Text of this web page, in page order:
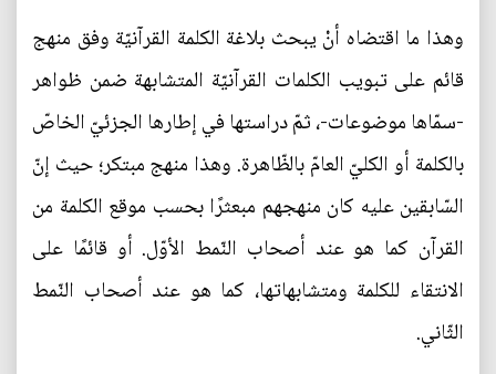
وهذا ما اقتضاه أنْ يبحث بلاغة الكلمة القرآنيّة وفق منهج
قائم على تبويب الكلمات القرآنيّة المتشابهة ضمن ظواهر
-سمّاها موضوعات-، ثمّ دراستها في إطارها الجزئيّ الخاصّ
بالكلمة أو الكليّ العامّ بالظّاهرة. وهذا منهج مبتكر؛ حيث إنّ
السّابقين عليه كان منهجهم مبعثرًا بحسب موقع الكلمة من
القرآن كما هو عند أصحاب النّمط الأوّل. أو قائمًا على
الانتقاء للكلمة ومتشابهاتها، كما هو عند أصحاب النّمط
الثّاني.